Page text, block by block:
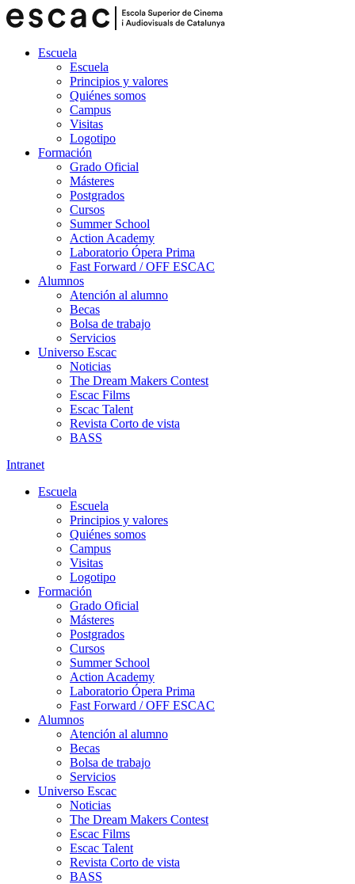
Escuela
Escuela
Principios y valores
Quiénes somos
Campus
Visitas
Logotipo
Formación
Grado Oficial
Másteres
Postgrados
Cursos
Summer School
Action Academy
Laboratorio Ópera Prima
Fast Forward / OFF ESCAC
Alumnos
Atención al alumno
Becas
Bolsa de trabajo
Servicios
Universo Escac
Noticias
The Dream Makers Contest
Escac Films
Escac Talent
Revista Corto de vista
BASS
Intranet
Escuela
Escuela
Principios y valores
Quiénes somos
Campus
Visitas
Logotipo
Formación
Grado Oficial
Másteres
Postgrados
Cursos
Summer School
Action Academy
Laboratorio Ópera Prima
Fast Forward / OFF ESCAC
Alumnos
Atención al alumno
Becas
Bolsa de trabajo
Servicios
Universo Escac
Noticias
The Dream Makers Contest
Escac Films
Escac Talent
Revista Corto de vista
BASS